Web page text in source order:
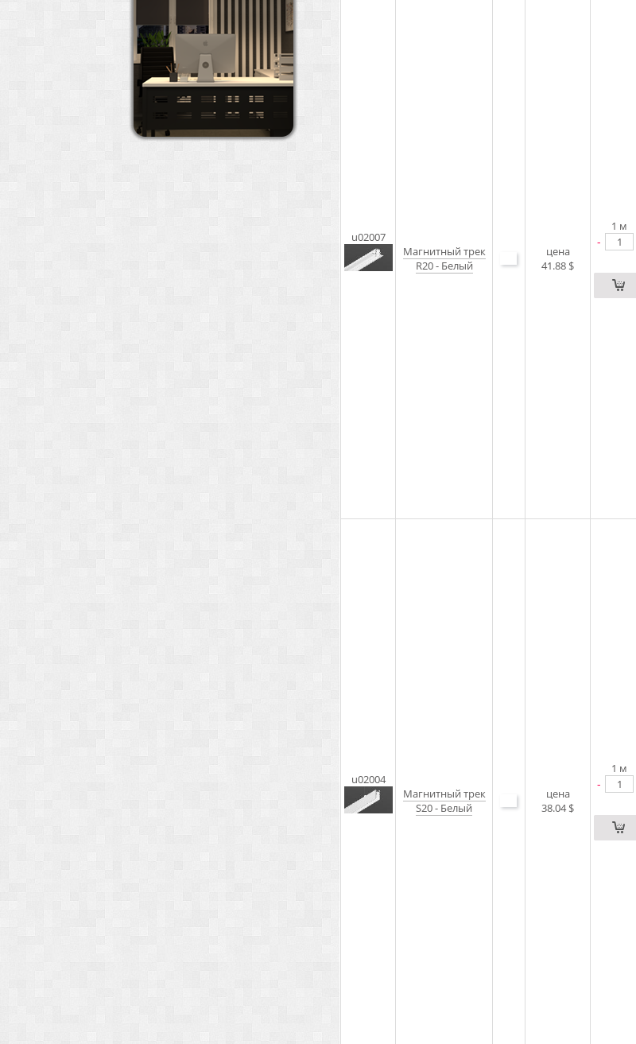
u02007
Магнитный трек
R20 - Белый
цена
41.88 $
1 м
-
u02004
Магнитный трек
S20 - Белый
цена
38.04 $
1 м
-